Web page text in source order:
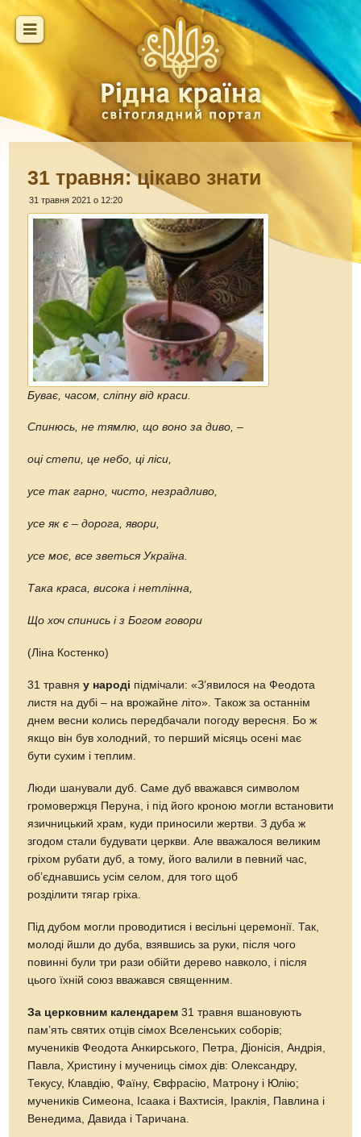
31 травня: цікаво знати
31 травня 2021 о 12:20
Буває, часом, сліпну від краси.
Спинюсь, не тямлю, що воно за диво, –
оці степи, це небо, ці ліси,
усе так гарно, чисто, незрадливо,
усе як є – дорога, явори,
усе моє, все зветься Україна.
Така краса, висока і нетлінна,
Що хоч спинись і з Богом говори
(Ліна Костенко)
31 травняу народі підмічали: «З’явилося на Феодота
листя на дубі – на врожайне літо». Також за останнім
днем весни колись передбачали погоду вересня. Бо ж
якщо він був холодний, то перший місяць осені має
бути сухим і теплим.
Люди шанували дуб. Саме дуб вважався символом
громовержця Перуна, і під його кроною могли встановити
язичницький храм, куди приносили жертви. З дуба ж
згодом стали будувати церкви. Але вважалося великим
гріхом рубати дуб, а тому, його валили в певний час,
об’єднавшись усім селом, для того щоб
розділити тягар гріха.
Під дубом могли проводитися і весільні церемонії. Так,
молоді йшли до дуба, взявшись за руки, після чого
повинні були три рази обійти дерево навколо, і після
цього їхній союз вважався священним.
За церковним календарем 31 травня вшановують
пам’ять святих отців сімох Вселенських соборів;
мучеників Феодота Анкирського, Петра, Діонісія, Андрія,
Павла, Христину і мучениць сімох дів: Олександру,
Текусу, Клавдію, Фаїну, Євфрасію, Матрону і Юлію;
мучеників Симеона, Ісаака і Вахтисія, Іраклія, Павлина і
Венедима, Давида і Таричана.